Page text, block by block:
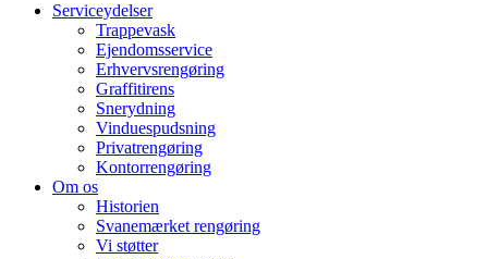
Serviceydelser
Trappevask
Ejendomsservice
Erhvervsrengøring
Graffitirens
Snerydning
Vinduespudsning
Privatrengøring
Kontorrengøring
Om os
Historien
Svanemærket rengøring
Vi støtter